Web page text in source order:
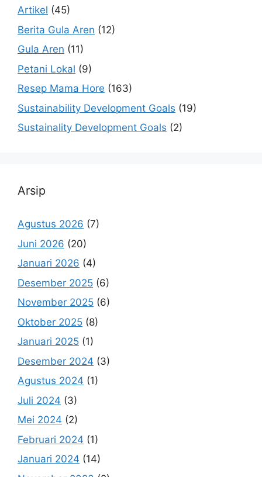
Artikel (45)
Berita Gula Aren (12)
Gula Aren (11)
Petani Lokal (9)
Resep Mama Hore (163)
Sustainability Development Goals (19)
Sustainality Development Goals (2)
Arsip
Agustus 2026 (7)
Juni 2026 (20)
Januari 2026 (4)
Desember 2025 (6)
November 2025 (6)
Oktober 2025 (8)
Januari 2025 (1)
Desember 2024 (3)
Agustus 2024 (1)
Juli 2024 (3)
Mei 2024 (2)
Februari 2024 (1)
Januari 2024 (14)